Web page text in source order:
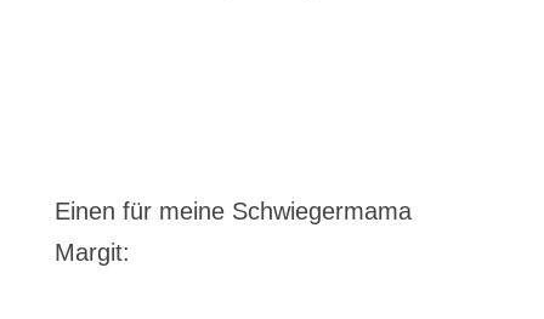
Einen für meine Schwiegermama
Margit: